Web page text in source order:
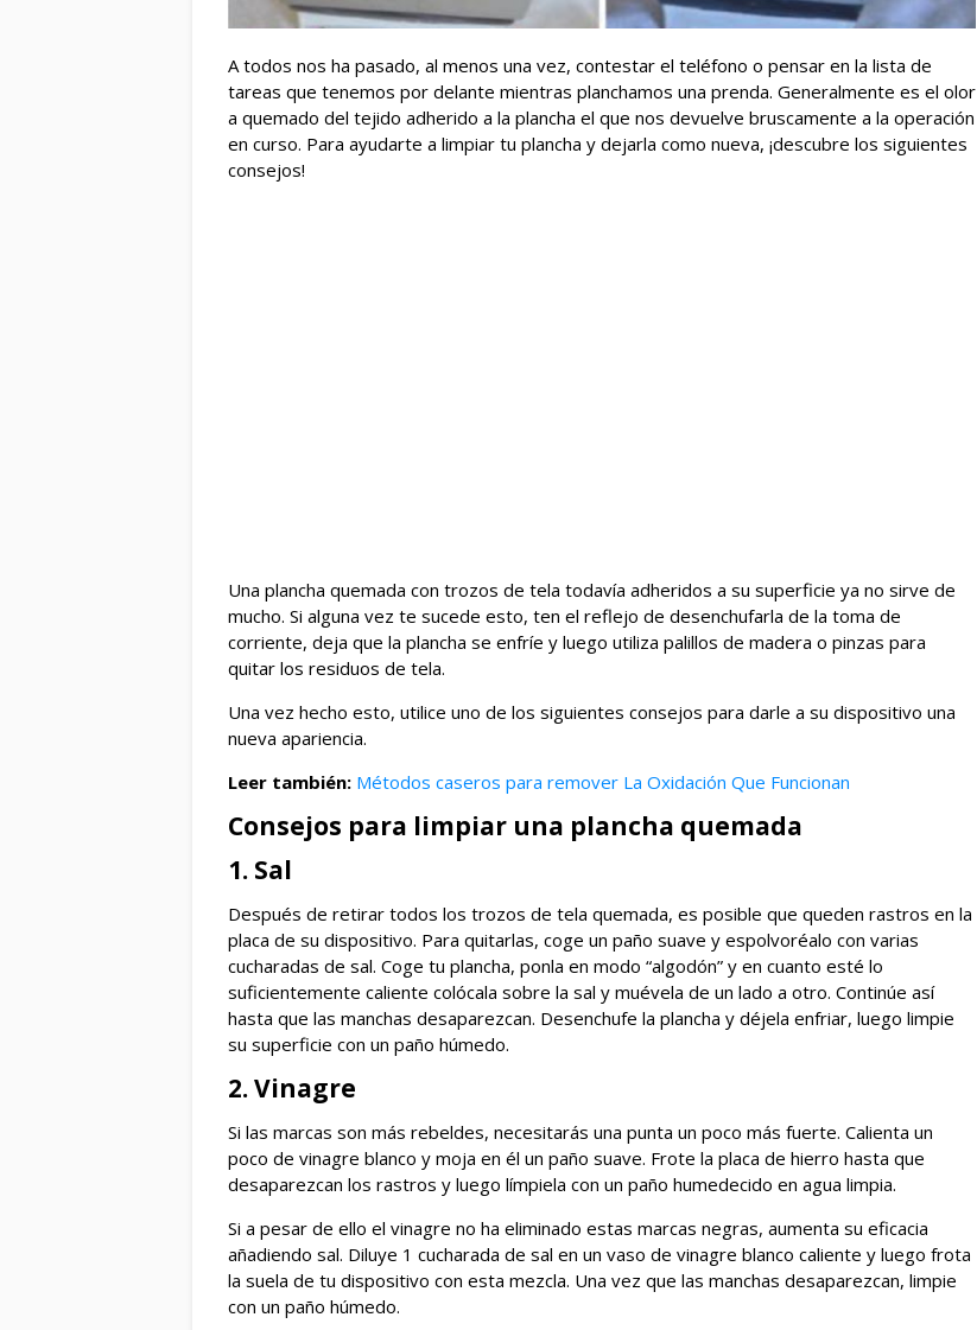
A todos nos ha pasado, al menos una vez, contestar el teléfono o pensar en la lista de
tareas que tenemos por delante mientras planchamos una prenda. Generalmente es el olor
a quemado del tejido adherido a la plancha el que nos devuelve bruscamente a la operación
en curso. Para ayudarte a limpiar tu plancha y dejarla como nueva, ¡descubre los siguientes
consejos!
Una plancha quemada con trozos de tela todavía adheridos a su superficie ya no sirve de
mucho. Si alguna vez te sucede esto, ten el reflejo de desenchufarla de la toma de
corriente, deja que la plancha se enfríe y luego utiliza palillos de madera o pinzas para
quitar los residuos de tela.
Una vez hecho esto, utilice uno de los siguientes consejos para darle a su dispositivo una
nueva apariencia.
Leer también: Métodos caseros para remover La Oxidación Que Funcionan
Consejos para limpiar una plancha quemada
1. Sal
Después de retirar todos los trozos de tela quemada, es posible que queden rastros en la
placa de su dispositivo. Para quitarlas, coge un paño suave y espolvoréalo con varias
cucharadas de sal. Coge tu plancha, ponla en modo “algodón” y en cuanto esté lo
suficientemente caliente colócala sobre la sal y muévela de un lado a otro. Continúe así
hasta que las manchas desaparezcan. Desenchufe la plancha y déjela enfriar, luego limpie
su superficie con un paño húmedo.
2. Vinagre
Si las marcas son más rebeldes, necesitarás una punta un poco más fuerte. Calienta un
poco de vinagre blanco y moja en él un paño suave. Frote la placa de hierro hasta que
desaparezcan los rastros y luego límpiela con un paño humedecido en agua limpia.
Si a pesar de ello el vinagre no ha eliminado estas marcas negras, aumenta su eficacia
añadiendo sal. Diluye 1 cucharada de sal en un vaso de vinagre blanco caliente y luego frota
la suela de tu dispositivo con esta mezcla. Una vez que las manchas desaparezcan, limpie
con un paño húmedo.